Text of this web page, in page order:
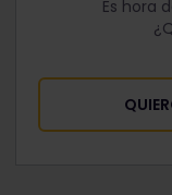
Es hora